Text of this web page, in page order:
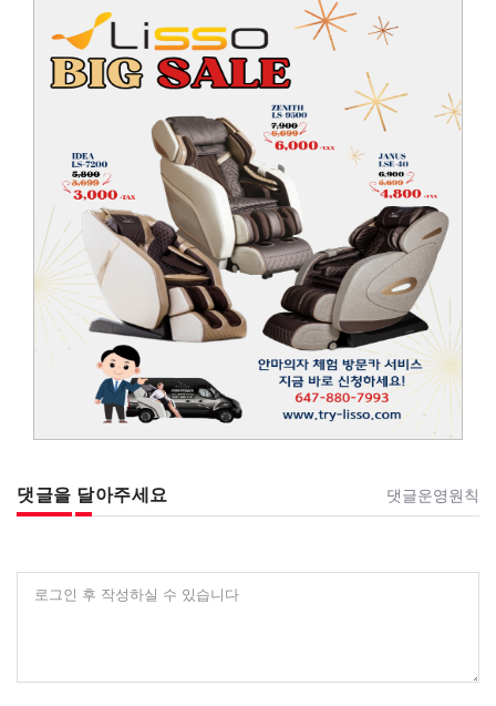
댓글을 달아주세요 댓글운영원칙
로그인 후 작성하실 수 있습니다